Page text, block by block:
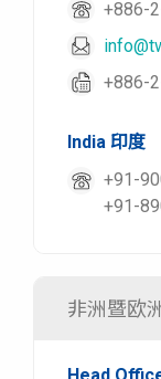
+886-
+886-
India 印度
+91-
+91-
非洲暨欧